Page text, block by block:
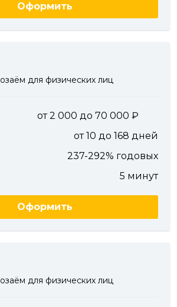
Оформить
для физических лиц
от 2 000 до 70 000
от 10 до 168 дней
237-292% годовых
5 минут
Оформить
для физических лиц